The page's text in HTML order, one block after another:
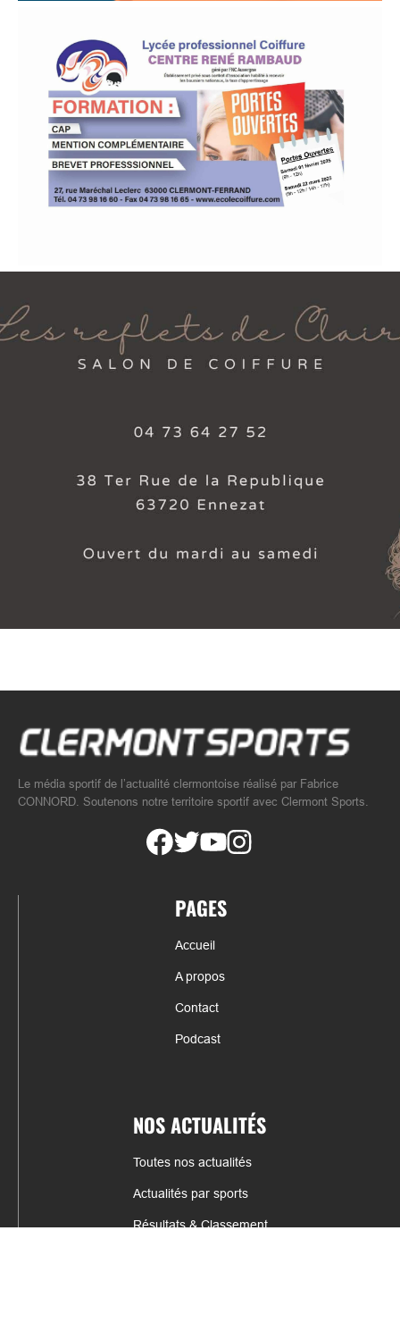
Le média sportif de l’actualité clermontoise réalisé par Fabrice
CONNORD. Soutenons notre territoire sportif avec Clermont Sports.
PAGES
Accueil
A propos
Contact
Podcast
NOS ACTUALITÉS
Toutes nos actualités
Actualités par sports
Résultats & Classement